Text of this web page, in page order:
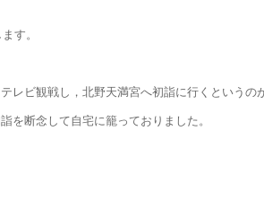
す。
ビ観戦し，北野天満宮へ初詣に行くというの
を断念して自宅に籠っておりました。